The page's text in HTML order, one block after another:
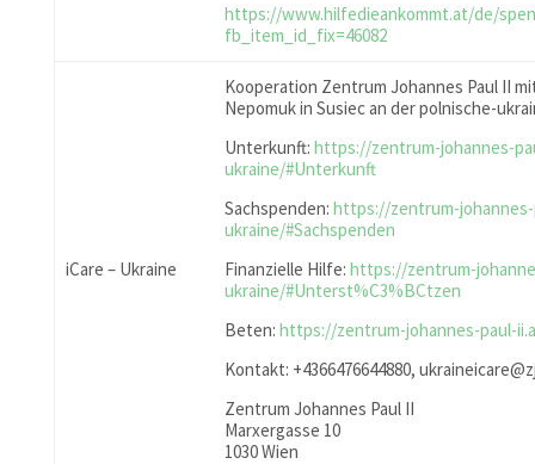
https://www.hilfedieankommt.at/de/
fb_item_id_fix=46082
iCare – Ukraine
Kooperation Zentrum Johannes Paul II
Nepomuk in Susiec an der polnische-
Unterkunft: https://zentrum-johannes-
ukraine/#Unterkunft
Sachspenden: https://zentrum-
ukraine/#Sachspenden
Finanzielle Hilfe: https://zentrum-
ukraine/#Unterst%C3%BCtzen
Beten: https://zentrum-johannes-paul-
Kontakt: +4366476644880,
Zentrum Johannes Paul II
Marxergasse 10
1030 Wien